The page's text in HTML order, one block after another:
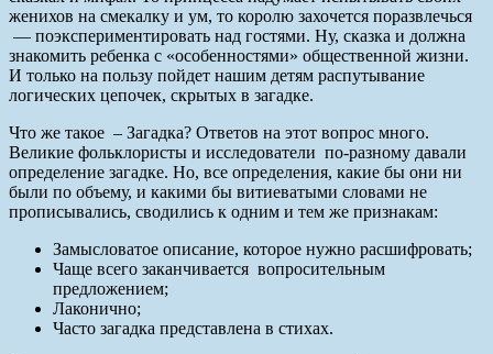
женихов на смекалку и ум, то королю захочется поразвлечься
— поэкспериментировать над гостями. Ну, сказка и должна
знакомить ребенка с «особенностями» общественной жизни.
И только на пользу пойдет нашим детям распутывание
логических цепочек, скрытых в загадке.
Что же такое – Загадка? Ответов на этот вопрос много.
Великие фольклористы и исследователи по-разному давали
определение загадке. Но, все определения, какие бы они ни
были по объему, и какими бы витиеватыми словами не
прописывались, сводились к одним и тем же признакам:
Замысловатое описание, которое нужно расшифровать;
Чаще всего заканчивается вопросительным
предложением;
Лаконично;
Часто загадка представлена в стихах.